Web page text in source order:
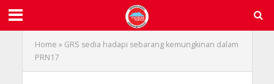
Home » GRS sedia hadapi sebarang kemungkinan dalam
PRN17